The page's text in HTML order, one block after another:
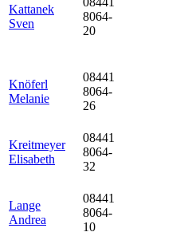
Kattanek
Sven
8064-
20
Knöferl
Melanie
08441
8064-
26
Kreitmeyer
Elisabeth
08441
8064-
32
Lange
Andrea
08441
8064-
10